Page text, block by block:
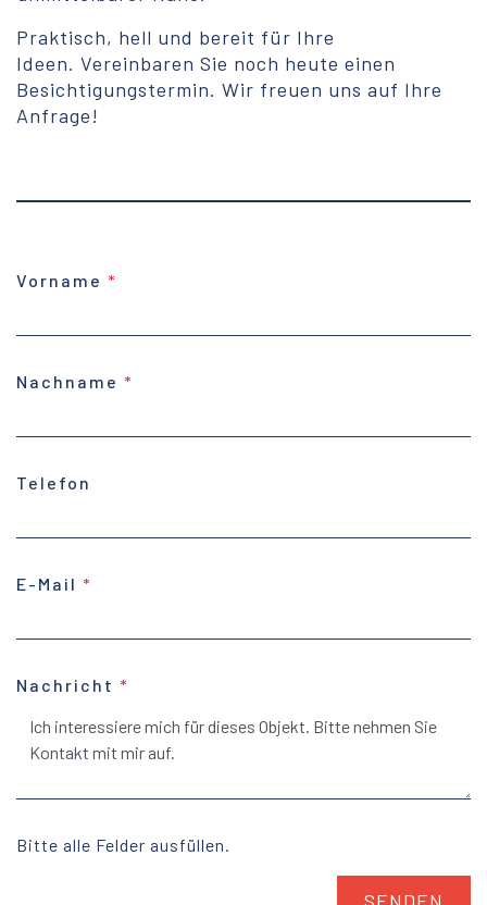
Praktisch, hell und bereit für Ihre
Ideen. Vereinbaren Sie noch heute einen
Besichtigungstermin. Wir freuen uns auf Ihre
Anfrage!
Vorname
Nachname
Telefon
E-Mail
Nachricht
Bitte alle Felder ausfüllen.